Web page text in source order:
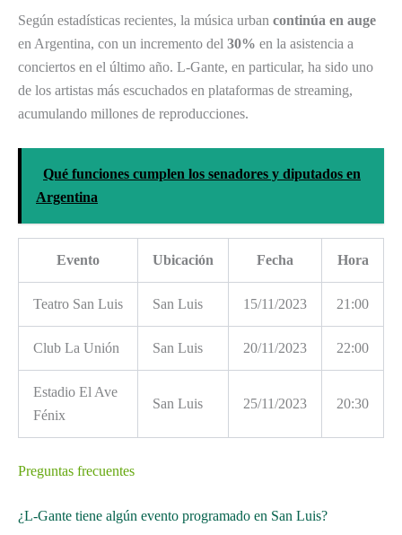
Según estadísticas recientes, la música urban continúa en auge
en Argentina, con un incremento del 30% en la asistencia a
conciertos en el último año. L-Gante, en particular, ha sido uno
de los artistas más escuchados en plataformas de streaming,
acumulando millones de reproducciones.
Qué funciones cumplen los senadores y diputados en
Argentina
Evento Ubicación Fecha Hora
Teatro San Luis San Luis 15/11/2023 21:00
Club La Unión San Luis 20/11/2023 22:00
Estadio El Ave
Fénix
San Luis 25/11/2023 20:30
Preguntas frecuentes
¿L-Gante tiene algún evento programado en San Luis?